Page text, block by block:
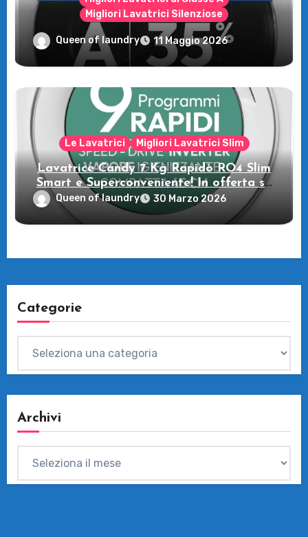
Migliori Lavatrici Silenziose
Recensione della Lavatrice Candy
MultiWash: Innovazione e flessibilità a
casa tua!
Queen of laundry 11 Maggio 2026
Le Lavatrici Migliori Lavatrici Slim
Lavatrice Candy 7 Kg Rapidò RO4 Slim
Smart e Superconveniente! In offerta su
Amazon
Queen of laundry 30 Marzo 2026
Categorie
Archivi